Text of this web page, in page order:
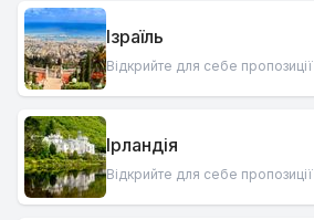
Ізраїль
Відкрийте для себе пропозиції
Ірландія
Відкрийте для себе пропозиції